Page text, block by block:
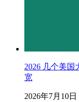
2026 几个美国
宽
2026年7月10日